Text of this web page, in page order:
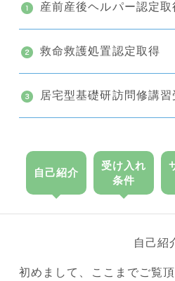
産前産後ヘルパー認定取
救命救護処置認定取得
居宅型基礎研訪問修講習
自己紹介
受け入れ
条件
自己紹
初めまして、ここまでご覧